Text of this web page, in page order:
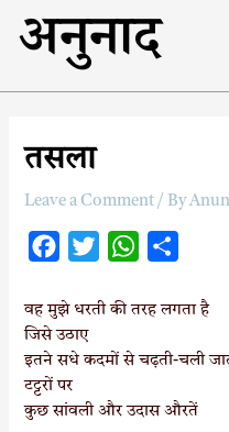
अनुनाद
तसला
Leave a Comment / By
c
e
b
o
i
t
e
W
a
s
a
e
वहमुझे धरती की तरह लगता है
जिसे उठाए
इतने सधे कदमों से चढ़ती-चली
टट्टरों पर
कुछ सांवली और उदास औरतें